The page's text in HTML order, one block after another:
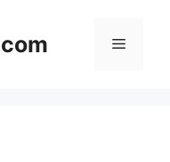
Menu